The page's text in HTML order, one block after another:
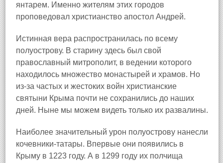
янтарем. Именно жителям этих городов
проповедовал христианство апостол Андрей.
Истинная вера распространилась по всему
полуострову. В старину здесь был свой
православный митрополит, в ведении которого
находилось множество монастырей и храмов. Но
из‑за частых и жестоких войн христианские
святыни Крыма почти не сохранились до наших
дней. Ныне мы можем видеть только их развалины.
Наиболее значительный урон полуострову нанесли
кочевники‑татары. Впервые они появились в
Крыму в 1223 году. А в 1299 году их полчища